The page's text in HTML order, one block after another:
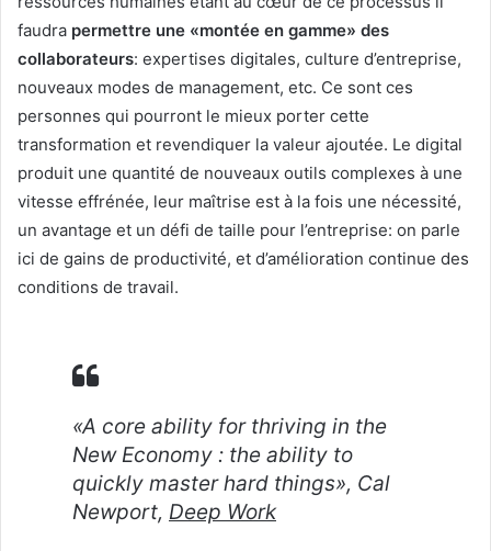
faudra permettre une «montée en gamme» des
collaborateurs: expertises digitales, culture d’entreprise,
nouveaux modes de management, etc. Ce sont ces
personnes qui pourront le mieux porter cette
transformation et revendiquer la valeur ajoutée. Le digital
produit une quantité de nouveaux outils complexes à une
vitesse effrénée, leur maîtrise est à la fois une nécessité,
un avantage et un défi de taille pour l’entreprise: on parle
ici de gains de productivité, et d’amélioration continue des
conditions de travail.
«A core ability for thriving in the
New Economy : the ability to
quickly master hard things», Cal
Newport, Deep Work